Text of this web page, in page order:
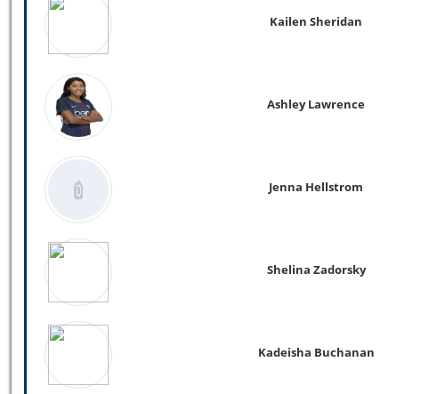
Kailen Sheridan
Ashley Lawrence
Jenna Hellstrom
Shelina Zadorsky
Kadeisha Buchanan